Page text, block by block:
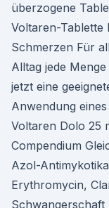
überzogene
Voltaren-Tablette
Schmerzen Für
Alltag jede
jetzt eine
Anwendung
Voltaren Dolo 25
Compendium
Azol-
Erythromycin,
Schwangerschaft